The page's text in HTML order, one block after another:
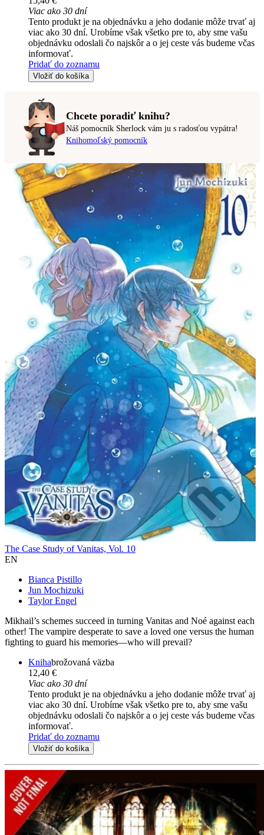
Viac ako 30 dní
Tento produkt je na objednávku a jeho dodanie môže trvať aj
viac ako 30 dní. Urobíme však všetko pre to, aby sme vašu
objednávku odoslali čo najskôr a o jej ceste vás budeme včas
informovať.
Pridať do zoznamu
Vložiť do košíka
Chcete poradiť knihu?
Náš pomocník Sherlock vám ju s radosťou vypátra!
Knihomoľský pomocník
The Case Study of Vanitas, Vol. 10
EN
Bianca Pistillo
Jun Mochizuki
Taylor Engel
Mikhail’s schemes succeed in turning Vanitas and Noé against each
other! The vampire desperate to save a loved one versus the human
fighting to guard his memories—who will prevail?
Knihabrožovaná väzba
12,40 €
Viac ako 30 dní
Tento produkt je na objednávku a jeho dodanie môže trvať aj
viac ako 30 dní. Urobíme však všetko pre to, aby sme vašu
objednávku odoslali čo najskôr a o jej ceste vás budeme včas
informovať.
Pridať do zoznamu
Vložiť do košíka